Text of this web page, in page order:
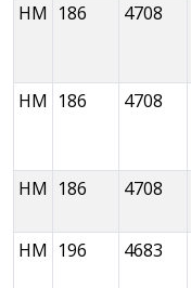
HM 186 4708
HM 186 4708
HM 186 4708
HM 196 4683